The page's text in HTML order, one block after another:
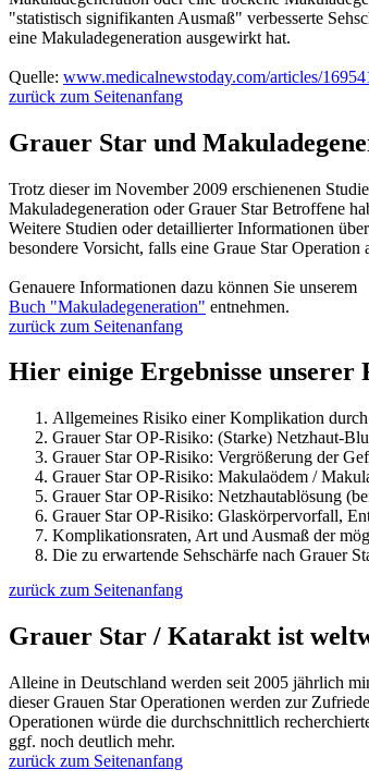
"statistisch signifikanten Ausmaß" verbesserte
eine Makuladegeneration ausgewirkt hat.
Quelle: www.medicalnewstoday.com/articles/
zurück zum Seitenanfang
Grauer Star und
Trotz dieser im November 2009 erschienenen
Makuladegeneration oder Grauer Star Betroffene
Weitere Studien oder detaillierter Informationen
besondere Vorsicht, falls eine Graue Star Operation
Genauere Informationen dazu können Sie unserem
Buch "Makuladegeneration" entnehmen.
zurück zum Seitenanfang
Hier einige Ergebnisse unserer
Allgemeines Risiko einer Komplikation
Grauer Star OP-Risiko: (Starke) Netzhaut-
Grauer Star OP-Risiko: Vergrößerung der
Grauer Star OP-Risiko: Makulaödem /
Grauer Star OP-Risiko: Netzhautablösung
Grauer Star OP-Risiko: Glaskörpervorfall,
Komplikationsraten, Art und Ausmaß der
Die zu erwartende Sehschärfe nach Grauer
zurück zum Seitenanfang
Grauer Star / Katarakt ist
Alleine in Deutschland werden seit 2005 jährlich
dieser Grauen Star Operationen werden zur
Operationen würde die durchschnittlich
ggf. noch deutlich mehr.
zurück zum Seitenanfang